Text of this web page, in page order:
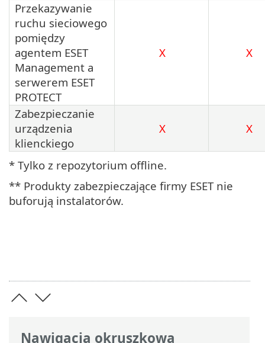
Nawigacja okruszkowa
Przekazywanie
ruchu sieciowego
pomiędzy
agentem ESET
Management a
serwerem ESET
PROTECT
X X
Zabezpieczanie
urządzenia
klienckiego
X X
* Tylko z repozytorium offline.
** Produkty zabezpieczające firmy ESET nie
buforują instalatorów.